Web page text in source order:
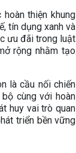
thiện khung
tín dụng xanh và
ưu đãi trong luật
rộng nhằm tạo
là cầu nối chiến
cùng với hoàn
huy vai trò quan
triển bền vững